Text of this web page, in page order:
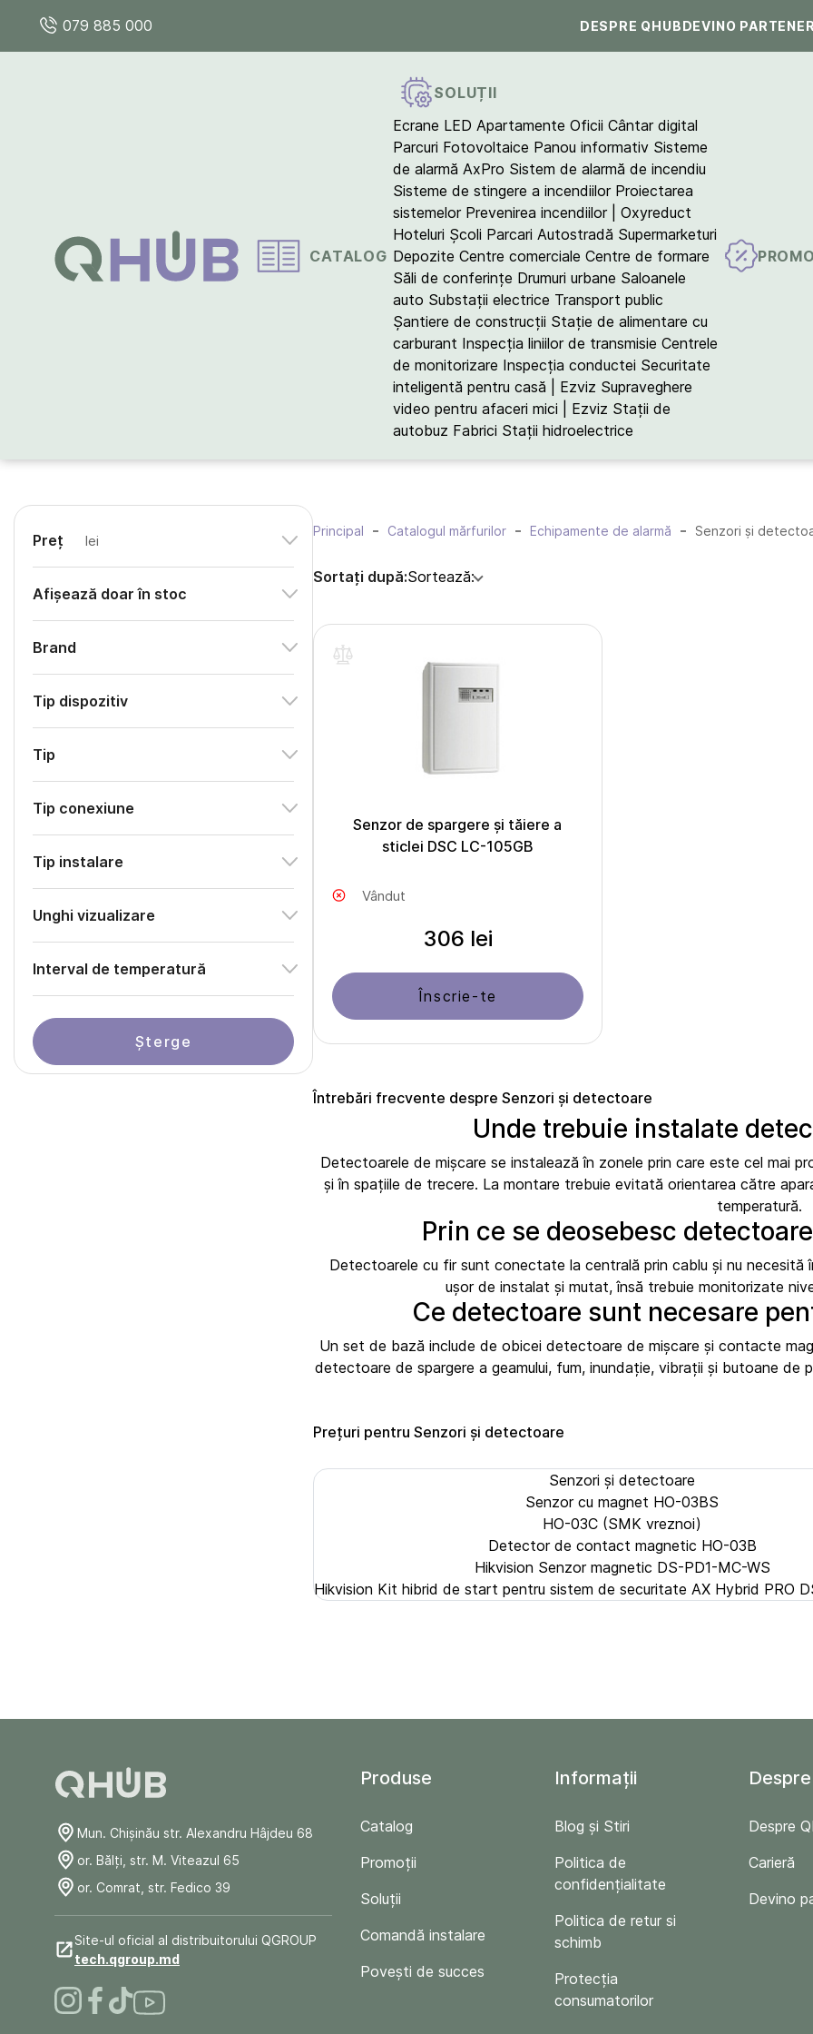
079 885 000 DESPRE QHUBDEVINO
CATALOG
SOLUȚII
Ecrane LED Apartamente Oficii Cântar digital
Parcuri Fotovoltaice Panou informativ Sisteme
de alarmă AxPro Sistem de alarmă de incendiu
Sisteme de stingere a incendiilor Proiectarea
sistemelor Prevenirea incendiilor | Oxyreduct
Hoteluri Școli Parcari Autostradă Supermarketuri
Depozite Centre comerciale Centre de formare
Săli de conferințe Drumuri urbane Saloanele
auto Substații electrice Transport public
Șantiere de construcții Stație de alimentare cu
carburant Inspecția liniilor de transmisie Centrele
de monitorizare Inspecția conductei Securitate
inteligentă pentru casă | Ezviz Supraveghere
video pentru afaceri mici | Ezviz Stații de
autobuz Fabrici Stații hidroelectrice
Preț lei
Afișează doar în stoc
Brand
Tip dispozitiv
Tip
Tip conexiune
Tip instalare
Unghi vizualizare
Interval de temperatură
Șterge
Principal Catalogul mărfurilor Echipamente de alarmă Senzori și
Sortați după:Sortează:
Senzor de spargere și tăiere a
sticlei DSC LC-105GB
Vândut
306 lei
Înscrie-te
Întrebări frecvente despre Senzori și detectoare
Unde trebuie instalate
Detectoarele de mișcare se instalează în zonele prin care este cel mai
și în spațiile de trecere. La montare trebuie evitată orientarea către
temperatură.
Prin ce se deosebesc
Detectoarele cu fir sunt conectate la centrală prin cablu și nu necesită
ușor de instalat și mutat, însă trebuie monitorizate
Ce detectoare sunt necesare
Un set de bază include de obicei detectoare de mișcare și contacte
detectoare de spargere a geamului, fum, inundație, vibrații și butoane
Prețuri pentru Senzori și detectoare
Senzori și detectoare
Senzor cu magnet HO-03BS
HO-03C (SMK vreznoi)
Detector de contact magnetic HO-03B
Hikvision Senzor magnetic DS-PD1-MC-WS
Hikvision Kit hibrid de start pentru sistem de securitate AX Hybrid PRO
Mun. Chişinău str. Alexandru Hâjdeu 68
or. Bălți, str. M. Viteazul 65
or. Comrat, str. Fedico 39
Site-ul oficial al distribuitorului QGROUP
tech.qgroup.md
Produse
Catalog
Promoții
Soluții
Comandă instalare
Povești de succes
Informații
Blog și Stiri
Politica de
confidențialitate
Politica de retur si
schimb
Protecția
consumatorilor
Despre
Carieră
Devino